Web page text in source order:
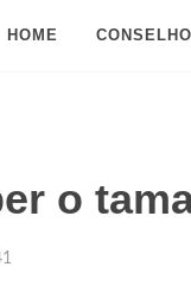
HOME
o